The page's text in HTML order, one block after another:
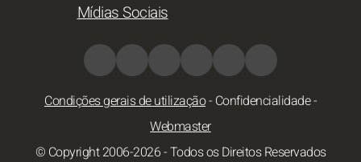
Mídias Sociais
Condições gerais de utilização- Confidencialidade-
Webmaster
© Copyright 2006-2026 - Todos os Direitos Reservados